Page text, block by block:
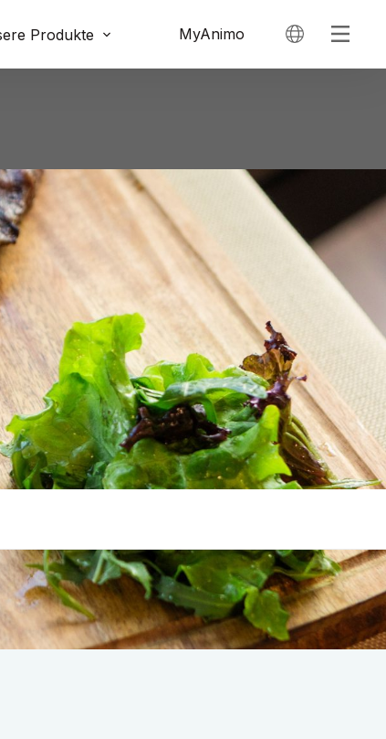
Produkte MyAnimo